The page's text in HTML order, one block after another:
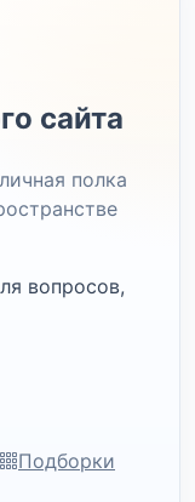
сайта
полка
вопросов,
Подборки